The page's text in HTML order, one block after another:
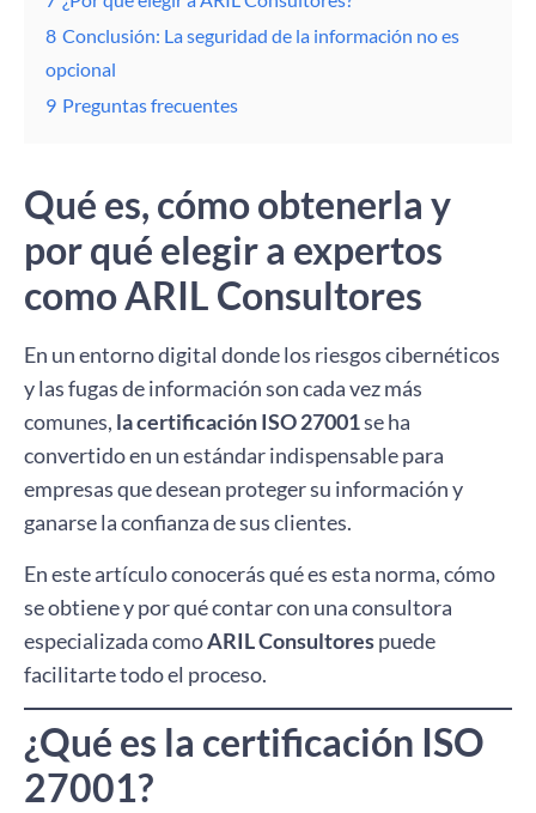
8 Conclusión: La seguridad de la información no es
opcional
9 Preguntas frecuentes
Qué es, cómo obtenerla y
por qué elegir a expertos
como ARIL Consultores
En un entorno digital donde los riesgos cibernéticos
y las fugas de información son cada vez más
comunes, la certificación ISO 27001se ha
convertido en un estándar indispensable para
empresas que desean proteger su información y
ganarse la confianza de sus clientes.
En este artículo conocerás qué es esta norma, cómo
se obtiene y por qué contar con una consultora
especializada comoARIL Consultorespuede
facilitarte todo el proceso.
¿Qué es la certificación ISO
27001?